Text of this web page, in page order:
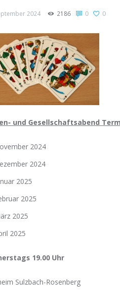
2024 2186 0 0
und Gesellschaftsabend
2024
2024
2025
2025
2025
2025
19.00 Uhr
Sulzbach-Rosenberg